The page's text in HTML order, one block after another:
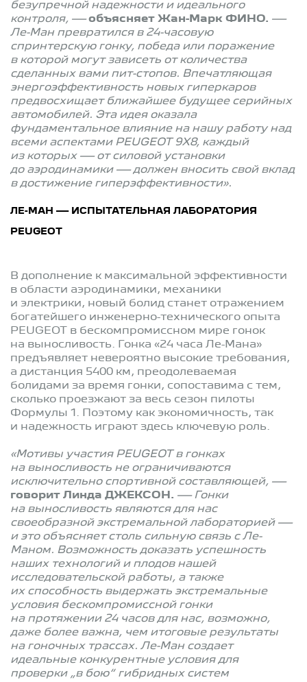
безупречной надежности и идеального
контроля, —объясняет Жан-Марк ФИНО. —
Ле-Ман превратился в 24-часовую
спринтерскую гонку, победа или поражение
в которой могут зависеть от количества
сделанных вами пит-стопов. Впечатляющая
энергоэффективность новых гиперкаров
предвосхищает ближайшее будущее серийных
автомобилей. Эта идея оказала
фундаментальное влияние на нашу работу над
всеми аспектами PEUGEOT 9X8, каждый
из которых — от силовой установки
до аэродинамики — должен вносить свой вклад
в достижение гиперэффективности».
ЛЕ-МАН — ИСПЫТАТЕЛЬНАЯ ЛАБОРАТОРИЯ
PEUGEOT
В дополнение к максимальной эффективности
в области аэродинамики, механики
и электрики, новый болид станет отражением
богатейшего инженерно-технического опыта
PEUGEOT в бескомпромиссном мире гонок
на выносливость. Гонка «24 часа Ле-Мана»
предъявляет невероятно высокие требования,
а дистанция 5400 км, преодолеваемая
болидами за время гонки, сопоставима с тем,
сколько проезжают за весь сезон пилоты
Формулы 1. Поэтому как экономичность, так
и надежность играют здесь ключевую роль.
«Мотивы участия PEUGEOT в гонках
на выносливость не ограничиваются
исключительно спортивной составляющей, —
говорит Линда ДЖЕКСОН. — Гонки
на выносливость являются для нас
своеобразной экстремальной лабораторией —
и это объясняет столь сильную связь с Ле-
Маном. Возможность доказать успешность
наших технологий и плодов нашей
исследовательской работы, а также
их способность выдержать экстремальные
условия бескомпромиссной гонки
на протяжении 24 часов для нас, возможно,
даже более важна, чем итоговые результаты
на гоночных трассах. Ле-Ман создает
идеальные конкурентные условия для
проверки „в бою“ гибридных систем